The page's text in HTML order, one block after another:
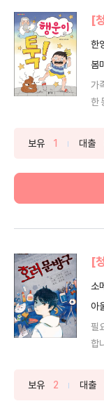
[
한
봄
가
한
보유 1 대출
[
소
아
필
합
보유 2 대출